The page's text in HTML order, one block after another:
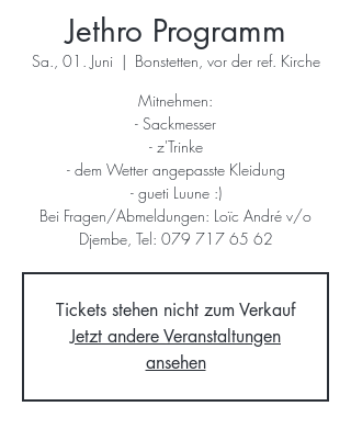
Jethro Programm
Sa., 01. Juni
  |
Bonstetten, vor der ref. Kirche
Mitnehmen:
- Sackmesser
- z'Trinke
- dem Wetter angepasste Kleidung
- gueti Luune :)
Bei Fragen/Abmeldungen: Loïc André v/o
Tickets stehen nicht zum Verkauf
Jetzt andere Veranstaltungen
ansehen